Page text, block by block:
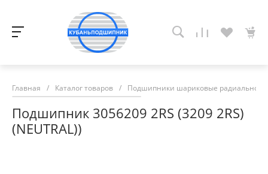
Главная / Каталог товаров / Подшипники шариковые радиально-
Подшипник 3056209 2RS (3209 2RS)
(NEUTRAL))